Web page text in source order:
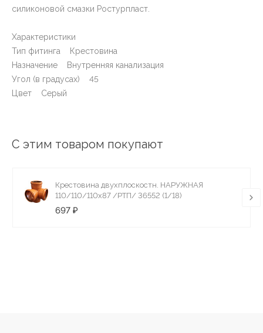
силиконовой смазки Ростурпласт.
Характеристики
Тип фитинга Крестовина
Назначение Внутренняя канализация
Угол (в градусах) 45
Цвет Серый
С этим товаром покупают
Крестовина двухплоскостн. НАРУЖНАЯ
110/110/110х87 /РТП/ 36552 (1/18)
697 ₽